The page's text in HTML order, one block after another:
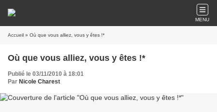
MENU
Accueil » Où que vous alliez, vous y êtes !*
Où que vous alliez, vous y êtes !*
Publié le 03/11/2010 à 18:01
Par Nicole Charest